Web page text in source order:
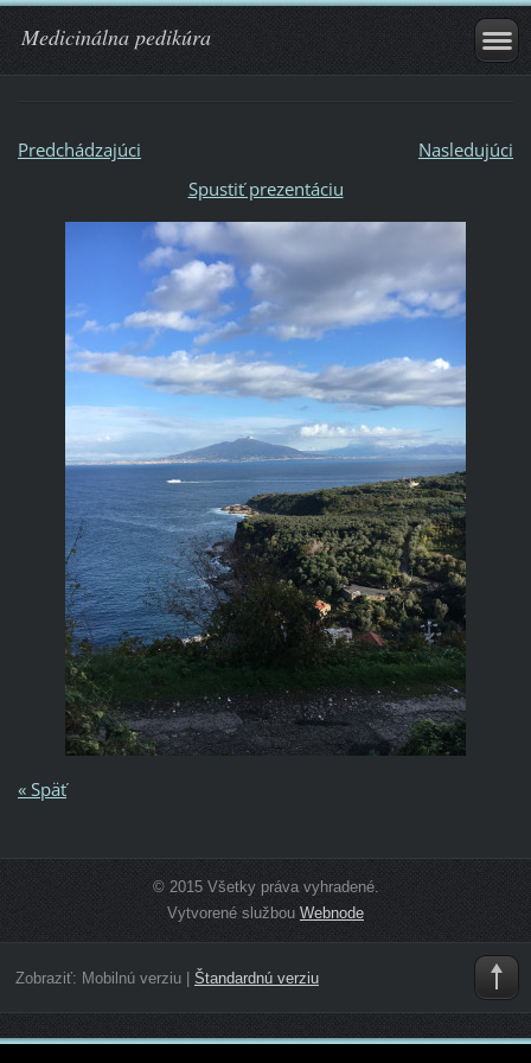
Medicinálna pedikúra
Predchádzajúci
Nasledujúci
Spustiť prezentáciu
« Späť
© 2015 Všetky práva vyhradené.
Vytvorené službou Webnode
Zobraziť: Mobilnú verziu| Štandardnú verziu